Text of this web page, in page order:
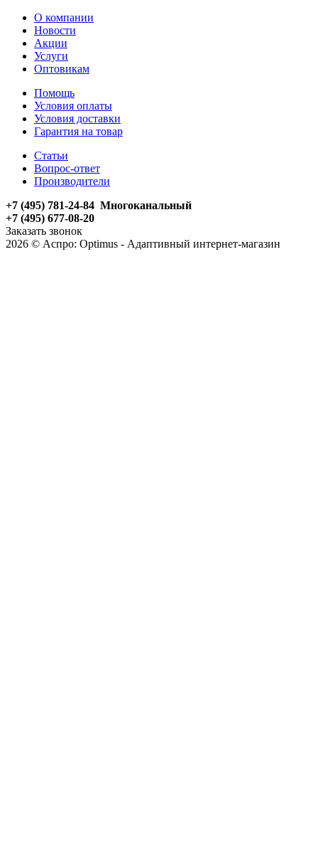
О компании
Новости
Акции
Услуги
Оптовикам
Помощь
Условия оплаты
Условия доставки
Гарантия на товар
Статьи
Вопрос-ответ
Производители
+7 (495) 781-24-84 Многоканальный
+7 (495) 677-08-20
Заказать звонок
2026 © Аспро: Optimus - Адаптивный интернет-магазин